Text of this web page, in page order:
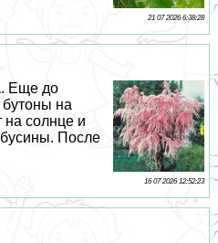
21 07 2026 6:38:28
Еще до
на
на солнце и
После
16 07 2026 12:52:23